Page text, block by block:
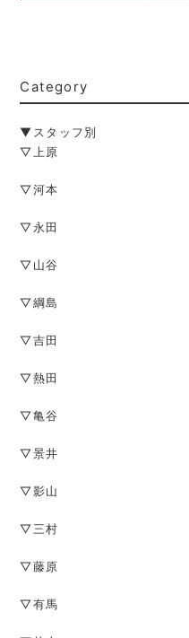
Category
▼スタッフ別
▽上原
▽河本
▽永田
▽山谷
▽綱島
▽吉田
▽熱田
▽亀谷
▽景井
▽影山
▽三村
▽藤原
▽有馬